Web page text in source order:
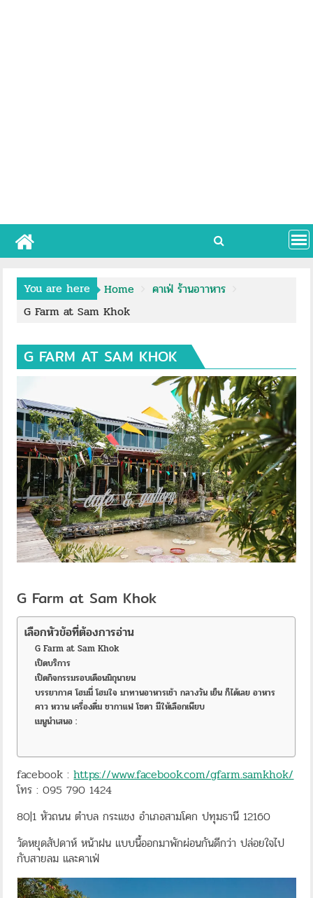
You are here Home
คาเฟ่ ร้านอาาหาร
G Farm at Sam Khok
G FARM AT SAM KHOK
G Farm at Sam Khok
เลือกหัวข้อที่ต้องการอ่าน
G Farm at Sam Khok
เปิดบริการ
เปิดกิจกรรมรอบเดือนมิถุนายน
บรรยากาศ โฮมมี่ โฮมใจ มาทานอาหารเช้า กลางวัน เย็น ก็ได้เลย อาหาร
คาว หวาน เครื่องดื่ม ชากาแฟ โซดา มีให้เลือกเพียบ
เมนูนำเสนอ :
facebook :https://www.facebook.com/gfarm.samkhok/
โทร : 095 790 1424
80|1 หัวถนน ตำบล กระแชง อำเภอสามโคก ปทุมธานี 12160
วัดหยุดสัปดาห์ หน้าฝน แบบนี้ออกมาพักผ่อนกันดีกว่า ปล่อยใจไป
กับสายลม และคาเฟ่